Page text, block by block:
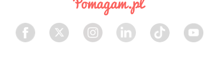
Facebook Twitter Instagram LinkedIn TikTok Youtube